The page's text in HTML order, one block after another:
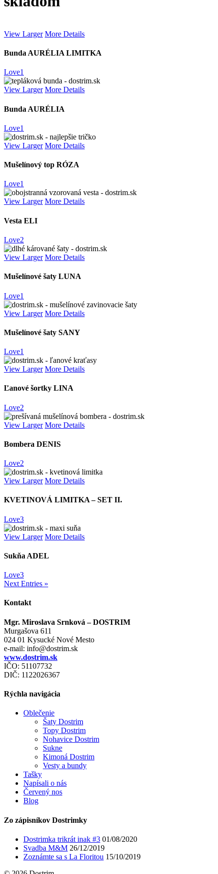
View Larger More Details
Bunda AURÉLIA LIMITKA
Love1
View Larger More Details
Bunda AURÉLIA
Love1
View Larger More Details
Mušelínový top RÓZA
Love1
View Larger More Details
Vesta ELI
Love2
View Larger More Details
Mušelínové šaty LUNA
Love1
View Larger More Details
Mušelínové šaty SANY
Love1
View Larger More Details
Ľanové šortky LINA
Love2
View Larger More Details
Bombera DENIS
Love2
View Larger More Details
KVETINOVÁ LIMITKA – SET II.
Love3
View Larger More Details
Sukňa ADEL
Love3
Next Entries »
Kontakt
Mgr. Miroslava Srnková – DOSTRIM
Murgašova 611
024 01 Kysucké Nové Mesto
e-mail: info@dostrim.sk
www.dostrim.sk
IČO: 51107732
DIČ: 1122026367
Rýchla navigácia
Oblečenie
Šaty Dostrim
Topy Dostrim
Nohavice Dostrim
Sukne
Kimoná Dostrim
Vesty a bundy
Tašky
Napísali o nás
Červený nos
Blog
Zo zápisníkov Dostrimky
Dostrimka trikrát inak #3 01/08/2020
Svadba M&M 26/12/2019
Zoznámte sa s La Floritou 15/10/2019